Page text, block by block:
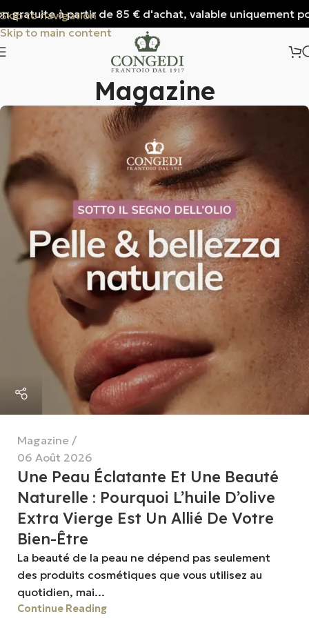
Skip to navigation
Skip to main content
à partir de 85 € d'achat, valable uniquement pour
Magazine
Magazine
06 Août 2026
Une Peau Éclatante Et Une Beauté
Naturelle : Pourquoi L’huile D’olive
Extra Vierge Est Un Allié De Votre
Bien-Être
La beauté de la peau ne dépend pas seulement
des produits cosmétiques que vous utilisez au
quotidien, mai...
Continue Reading